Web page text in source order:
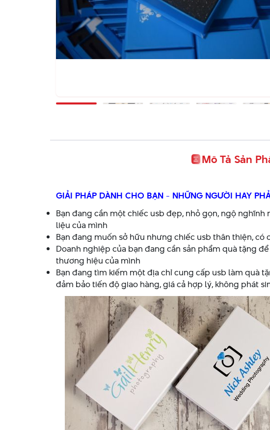
Mô Tả Sản
GIẢI PHÁP DÀNH CHO BẠN - NHỮNG NGƯỜI HAY
Bạn đang cần một chiếc usb đẹp, nhỏ gọn, ngộ
liệu của mình
Bạn đang muốn sở hữu nhưng chiếc usb thân thiện,
Doanh nghiệp của bạn đang cần sản phẩm quà tặng
thương hiệu của mình
Bạn đang tìm kiếm một địa chỉ cung cấp usb làm quà
đảm bảo tiến độ giao hàng, giá cả hợp lý, không phát